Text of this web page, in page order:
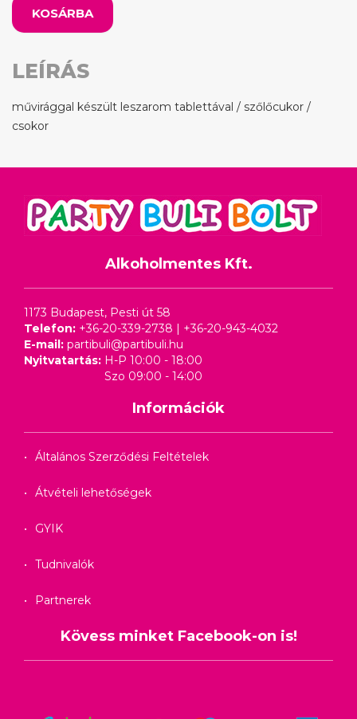
KOSÁRBA
LEÍRÁS
művirággal készült leszarom tablettával / szőlőcukor /
csokor
Alkoholmentes Kft.
1173 Budapest, Pesti út 58
Telefon: +36-20-339-2738 | +36-20-943-4032
E-mail: partibuli@partibuli.hu
Nyitvatartás: H-P 10:00 - 18:00
Szo 09:00 - 14:00
Információk
Általános Szerződési Feltételek
Átvételi lehetőségek
GYIK
Tudnivalók
Partnerek
Kövess minket Facebook-on is!